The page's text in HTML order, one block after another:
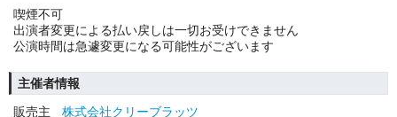
喫煙不可
出演者変更による払い戻しは一切お受けできません
公演時間は急遽変更になる可能性がございます
主催者情報
販売主
株式会社クリーブラッツ